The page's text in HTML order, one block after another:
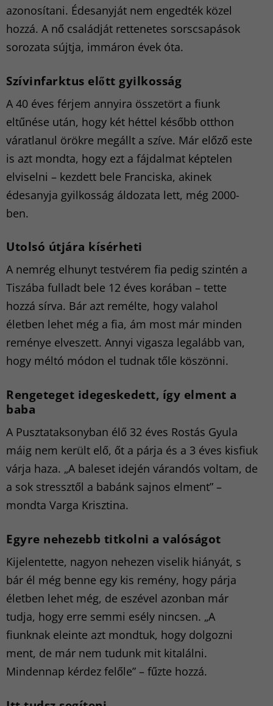
azonosítani. Édesanyját nem engedték közel
hozzá. A nő családját rettenetes sorscsapások
sorozata sújtja, immáron évek óta.
Szívinfarktus előtt gyilkosság
A 40 éves férjem annyira összetört a fiunk
eltűnése után, hogy két héttel később otthon
váratlanul örökre megállt a szíve. Már előző este
is azt mondta, hogy ezt a fájdalmat képtelen
elviselni – kezdett bele Franciska, akinek
édesanyja gyilkosság áldozata lett, még 2000-
ben.
Utolsó útjára kísérheti
A nemrég elhunyt testvérem fia pedig szintén a
Tiszába fulladt bele 12 éves korában – tette
hozzá sírva. Bár azt remélte, hogy valahol
életben lehet még a fia, ám most már minden
reménye elveszett. Annyi vigasza legalább van,
hogy méltó módon el tudnak tőle köszönni.
Rengeteget idegeskedett, így elment a
baba
A Pusztataksonyban élő 32 éves Rostás Gyula
máig nem került elő, őt a párja és a 3 éves kisfiuk
várja haza. „A baleset idején várandós voltam, de
a sok stressztől a babánk sajnos elment” –
mondta Varga Krisztina.
Egyre nehezebb titkolni a valóságot
Kijelentette, nagyon nehezen viselik hiányát, s
bár él még benne egy kis remény, hogy párja
életben lehet még, de eszével azonban már
tudja, hogy erre semmi esély nincsen. „A
fiunknak eleinte azt mondtuk, hogy dolgozni
ment, de már nem tudunk mit kitalálni.
Mindennap kérdez felőle” – fűzte hozzá.